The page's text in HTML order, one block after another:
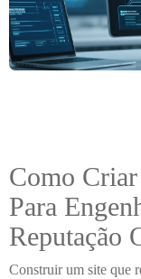
Como
Para
Reputação
Construir um site que